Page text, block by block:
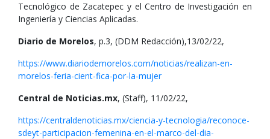
Tecnológico de Zacatepec y el Centro de Investigación en
Ingeniería y Ciencias Aplicadas.
Diario de Morelos, p.3, (DDM Redacción),13/02/22,
https://www.diariodemorelos.com/noticias/realizan-en-
morelos-feria-cient-fica-por-la-mujer
Central de Noticias.mx, (Staff), 11/02/22,
https://centraldenoticias.mx/ciencia-y-tecnologia/reconoce-
sdeyt-participacion-femenina-en-el-marco-del-dia-